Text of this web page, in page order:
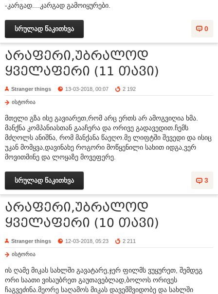
-კარგად....კარგად გამოიყურები.
0
სრულად წაკითხვა
არაფერი,უბრალოდ
ყველაფერი (11 თავი)
Stranger things 13-03-2018, 00:07 2 192
ისტორია
მთელი გზა ისე გავიარეთ,რომ არც ერთს არ ამოგვიღია ხმა.
მანქნა კომპანიასთან გააჩერა და ორივე გადავედით.ჩემს
მძღოლს ანიშნა, რომ მანქანა წაეღო.მე ლიფტში შევედი და ისიც
უკან მომყვა,დავინახე როგორი მოწყენილი სახით იდგა,ვერ
მოვითმინე და ლოყაზე მოვეფერე.
3
სრულად წაკითხვა
არაფერი,უბრალოდ
ყველაფერი (10 თავი)
Stranger things 12-03-2018, 05:23 2 211
ისტორია
ის ღამე მიკას სახლში გავატარე,ჯერ ფილმს ვუყურეთ, შემდეგ
ორი საათი ვისაუბრეთ გაუთავებლად,ბოლოს ორივეს
ჩაგვეძინა.მეორე საღამოს მიკას დავემშვიდობე და სახლში